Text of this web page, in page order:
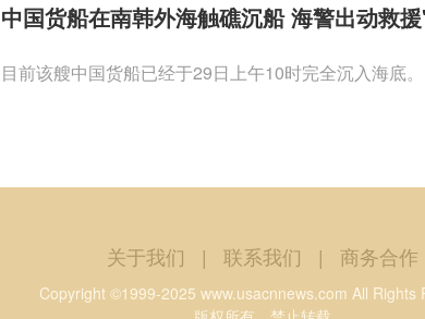
中国货船在南韩外海触礁沉船 海警出动救
目前该艘中国货船已经于29日上午10时完全沉入海底。
关于我们 | 联系我们 | 商务合作
Copyright ©1999-2025 www.usacnnews.com All Rights